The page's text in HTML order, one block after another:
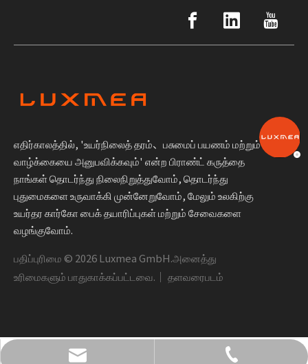
எதிர்காலத்தில், 'உயர்நிலைத் தரம்、பசுமைப் பயணம் மற்றும்
வாழ்க்கையை அனுபவிக்கவும்' என்ற பிராண்ட் கருத்தை
நாங்கள் தொடர்ந்து நிலைநிறுத்துவோம், தொடர்ந்து
புதுமைகளை உருவாக்கி முன்னேறுவோம், மேலும் உலகிற்கு
உயர்தர கார்கோ பைக் தயாரிப்புகள் மற்றும் சேவைகளை
வழங்குவோம்.
பதிப்புரிமை © 2026Luxmea GmbH.அனைத்து
உரிமைகளும் பாதுகாக்கப்பட்டவை.｜ தளவரைபடம்